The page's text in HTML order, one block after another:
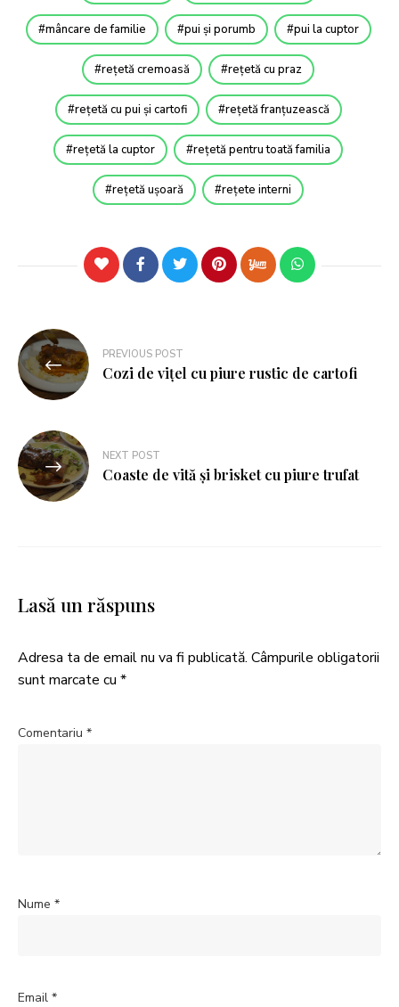
mâncare de familie pui și porumb pui la cuptor
rețetă cremoasă rețetă cu praz
rețetă cu pui și cartofi rețetă franțuzească
rețetă la cuptor rețetă pentru toată familia
rețetă ușoară rețete interni
PREVIOUS POST
Cozi de vițel cu piure rustic de cartofi
NEXT POST
Coaste de vită și brisket cu piure trufat
Lasă un răspuns
Adresa ta de email nu va fi publicată. Câmpurile obligatorii
sunt marcate cu *
Comentariu *
Nume *
Email *